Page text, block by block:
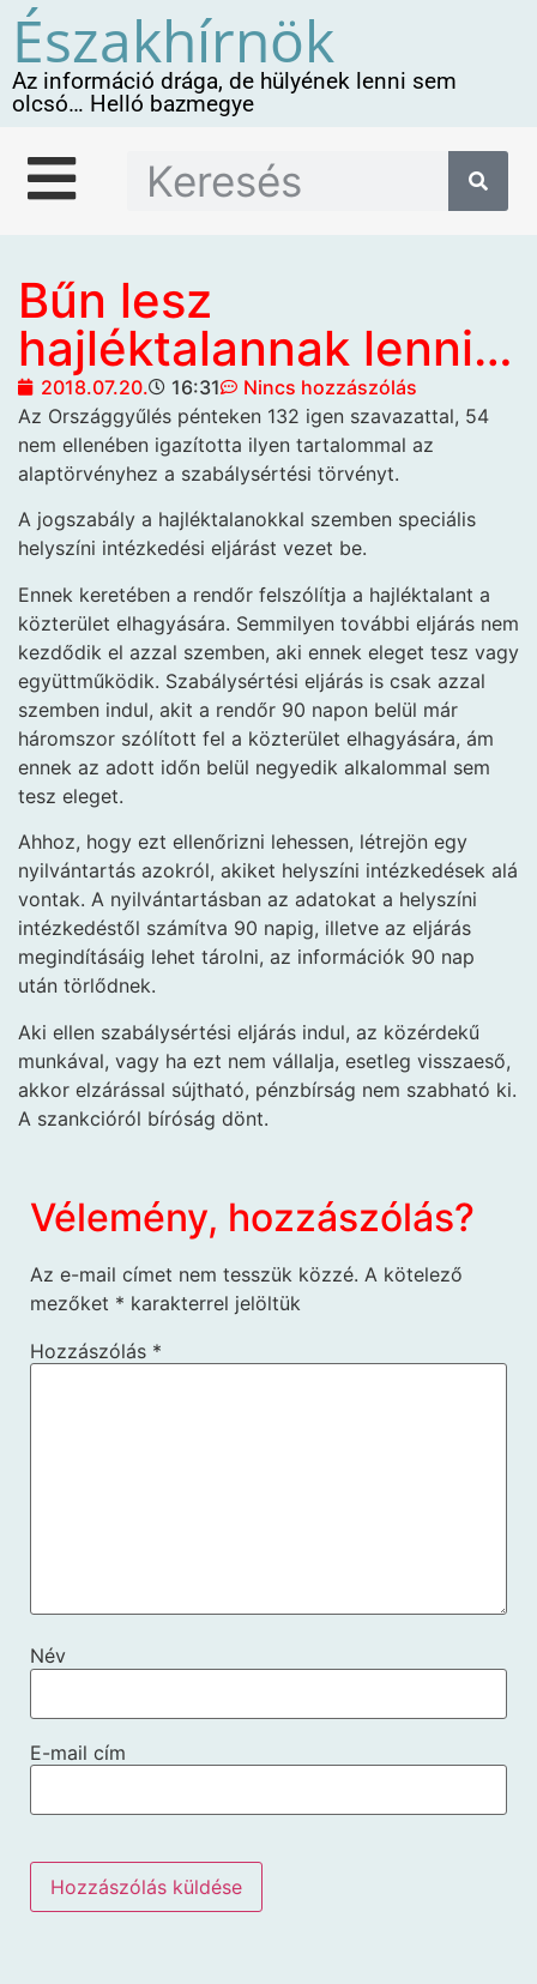
Északhírnök
Az információ drága, de hülyének lenni sem
olcsó… Helló bazmegye
Bűn lesz
hajléktalannak lenni…
2018.07.20. 16:31
Nincs hozzászólás
Az Országgyűlés pénteken 132 igen szavazattal, 54
nem ellenében igazította ilyen tartalommal az
alaptörvényhez a szabálysértési törvényt.
A jogszabály a hajléktalanokkal szemben speciális
helyszíni intézkedési eljárást vezet be.
Ennek keretében a rendőr felszólítja a hajléktalant a
közterület elhagyására. Semmilyen további eljárás nem
kezdődik el azzal szemben, aki ennek eleget tesz vagy
együttműködik. Szabálysértési eljárás is csak azzal
szemben indul, akit a rendőr 90 napon belül már
háromszor szólított fel a közterület elhagyására, ám
ennek az adott időn belül negyedik alkalommal sem
tesz eleget.
Ahhoz, hogy ezt ellenőrizni lehessen, létrejön egy
nyilvántartás azokról, akiket helyszíni intézkedések alá
vontak. A nyilvántartásban az adatokat a helyszíni
intézkedéstől számítva 90 napig, illetve az eljárás
megindításáig lehet tárolni, az információk 90 nap
után törlődnek.
Aki ellen szabálysértési eljárás indul, az közérdekű
munkával, vagy ha ezt nem vállalja, esetleg visszaeső,
akkor elzárással sújtható, pénzbírság nem szabható ki.
A szankcióról bíróság dönt.
Vélemény, hozzászólás?
Az e-mail címet nem tesszük közzé. A kötelező
mezőket * karakterrel jelöltük
Hozzászólás *
Név
E-mail cím